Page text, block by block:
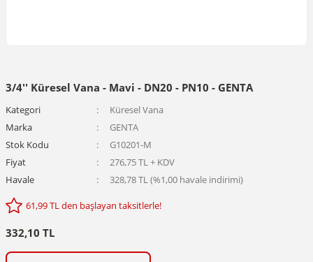
3/4'' Küresel Vana - Mavi - DN20 - PN10 - GENTA
Kategori
Küresel Vana
Marka
GENTA
Stok Kodu
G10201-M
Fiyat
276,75 TL + KDV
Havale
328,78 TL (%1,00 havale indirimi)
61,99 TL den başlayan taksitlerle!
332,10 TL